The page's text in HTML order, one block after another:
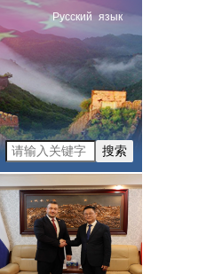
Русский язык
搜索